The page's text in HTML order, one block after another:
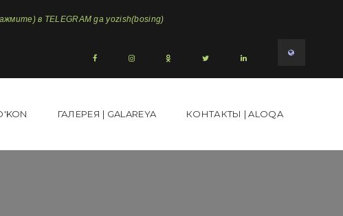
в TELEGRAM ga yozish(bosing)
ГАЛЕРЕЯ | GALAREYA КОНТАКТЫ | ALOQA